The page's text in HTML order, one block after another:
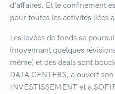
d’affaires. Et le confinement
pour toutes les activités liées
Les levées de fonds se
(moyennant quelques
même) et des deals sont
DATA CENTERS, a ouvert
INVESTISSEMENT et à